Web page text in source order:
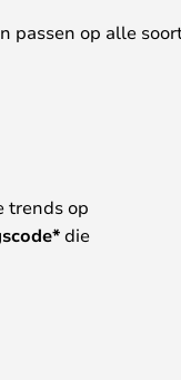
passen op alle
trends op
die